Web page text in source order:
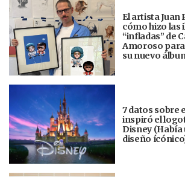
El artista Juan
cómo hizo las
“infladas” de
Amoroso
su nuevo
7 datos sobre
inspiró el
Disney (Había
diseño